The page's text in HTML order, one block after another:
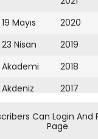
Mayıs
Nisan
2020
2019
2018
2017
2016
2015
Can Login And
Page